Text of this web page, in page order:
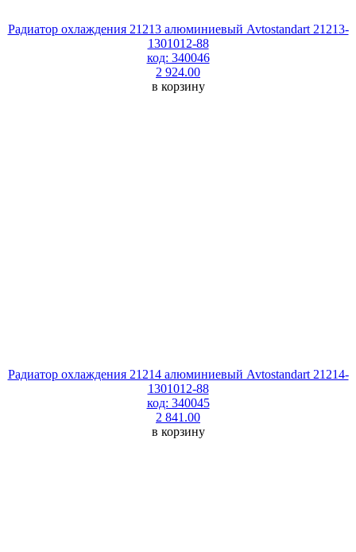
Радиатор охлаждения 21213 алюминиевый Avtostandart 21213-
1301012-88
код: 340046
2 924.00
в корзину
Радиатор охлаждения 21214 алюминиевый Avtostandart 21214-
1301012-88
код: 340045
2 841.00
в корзину